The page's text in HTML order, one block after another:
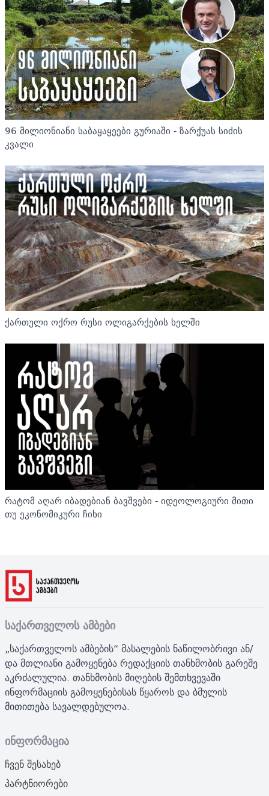
96 მილიონიანი საბაყაყეები გურიაში - ზარქუას სიძის
კვალი
ქართული ოქრო რუსი ოლიგარქების ხელში
რატომ აღარ იბადებიან ბავშვები - იდეოლოგიური მითი
თუ ეკონომიკური ჩიხი
საქართველოს ამბები
„საქართველოს ამბების“ მასალების ნაწილობრივი ან/
და მთლიანი გამოყენება რედაქციის თანხმობის გარეშე
აკრძალულია. თანხმობის მიღების შემთხვევაში
ინფორმაციის გამოყენებისას წყაროს და ბმულის
მითითება სავალდებულოა.
ინფორმაცია
ჩვენ შესახებ
პარტნიორები